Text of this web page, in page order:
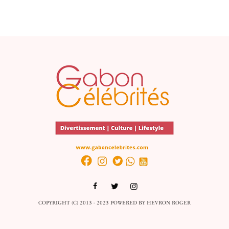
COPYRIGHT (C) 2013 - 2023 POWERED BYHEVRON ROGER